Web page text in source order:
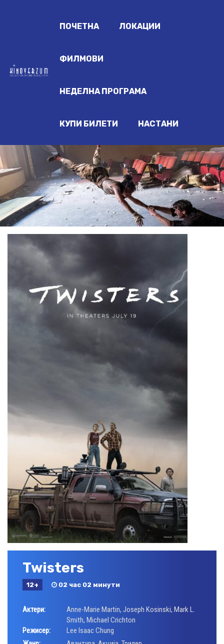
ПОЧЕТНА ЛОКАЦИИ
ФИЛМОВИ
НЕДЕЛНА ПРОГРАМА
КУПИ БИЛЕТИ НАСТАНИ
Twisters
12+ 02 час 02 минути
Актери: Anne-Marie Martin, Joseph Kosinski, Mark L.
Smith, Michael Crichton
Режисер:
Lee Isaac Chung